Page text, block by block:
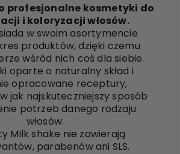
profesjonalne kosmetyki do
i koloryzacji włosów.
w swoim asortymencie
produktów, dzięki czemu
wśród nich coś dla siebie.
oparte o naturalny skład i
opracowane receptury,
jak najskuteczniejszy sposób
potrzeb danego rodzaju
włosów.
Milk shake nie zawierają
parabenów ani SLS.